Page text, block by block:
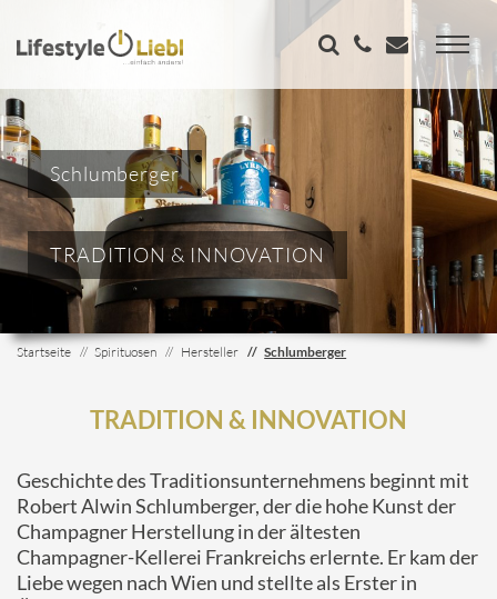
Schlumberger
TRADITION & INNOVATION
Startseite Spirituosen Hersteller Schlumberger
TRADITION & INNOVATION
Geschichte des Traditionsunternehmens beginnt mit
Robert Alwin Schlumberger, der die hohe Kunst der
Champagner Herstellung in der ältesten
Champagner-Kellerei Frankreichs erlernte. Er kam der
Liebe wegen nach Wien und stellte als Erster in